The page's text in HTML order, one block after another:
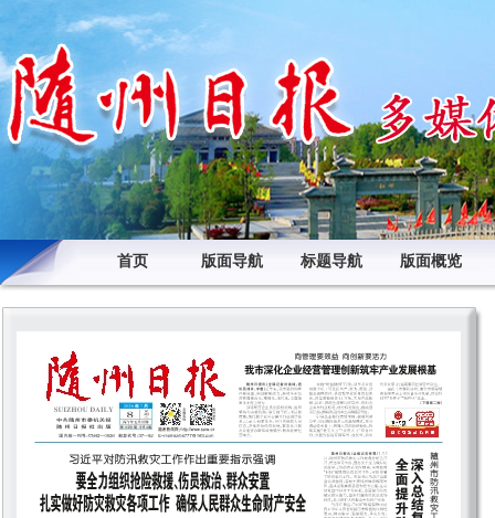
首页 版面导航 标题导航 版面概览